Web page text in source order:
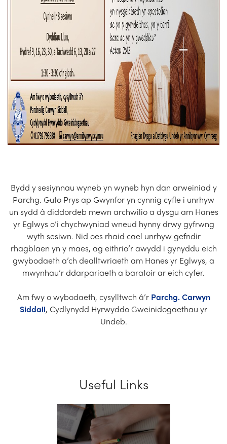
Bydd y sesiynnau wyneb yn wyneb hyn dan arweiniad y
Parchg. Guto Prys ap Gwynfor yn cynnig cyfle i unrhyw
un sydd â diddordeb mewn archwilio a dysgu am Hanes
yr Eglwys o’i chychwyniad wneud hynny drwy gyfrwng
wyth sesiwn. Nid oes rhaid cael unrhyw gefndir
rhagblaen yn y maes, ag eithrio’r awydd i gynyddu eich
gwybodaeth a’ch dealltwriaeth am Hanes yr Eglwys, a
mwynhau’r ddarpariaeth a baratoir ar eich cyfer.
Am fwy o wybodaeth, cysylltwch â’r Parchg. Carwyn
Siddall, Cydlynydd Hyrwyddo Gweinidogaethau yr
Undeb.
Useful Links